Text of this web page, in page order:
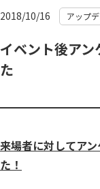
2018/10/16 アップ
イベント後ア
た
来場者に対してア
た！